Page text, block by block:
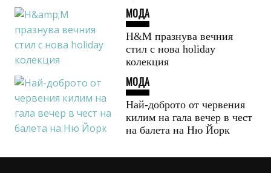
МОДА
H&M празнува вечния
стил с нова holiday
колекция
МОДА
Най-доброто от червения
килим на гала вечер в чест
на балета на Ню Йорк